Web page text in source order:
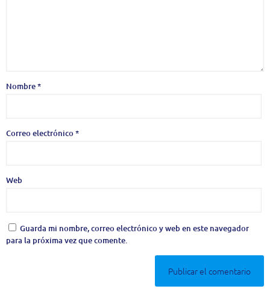
Nombre*
Correo electrónico*
Web
Guarda mi nombre, correo electrónico y web en este navegador
para la próxima vez que comente.